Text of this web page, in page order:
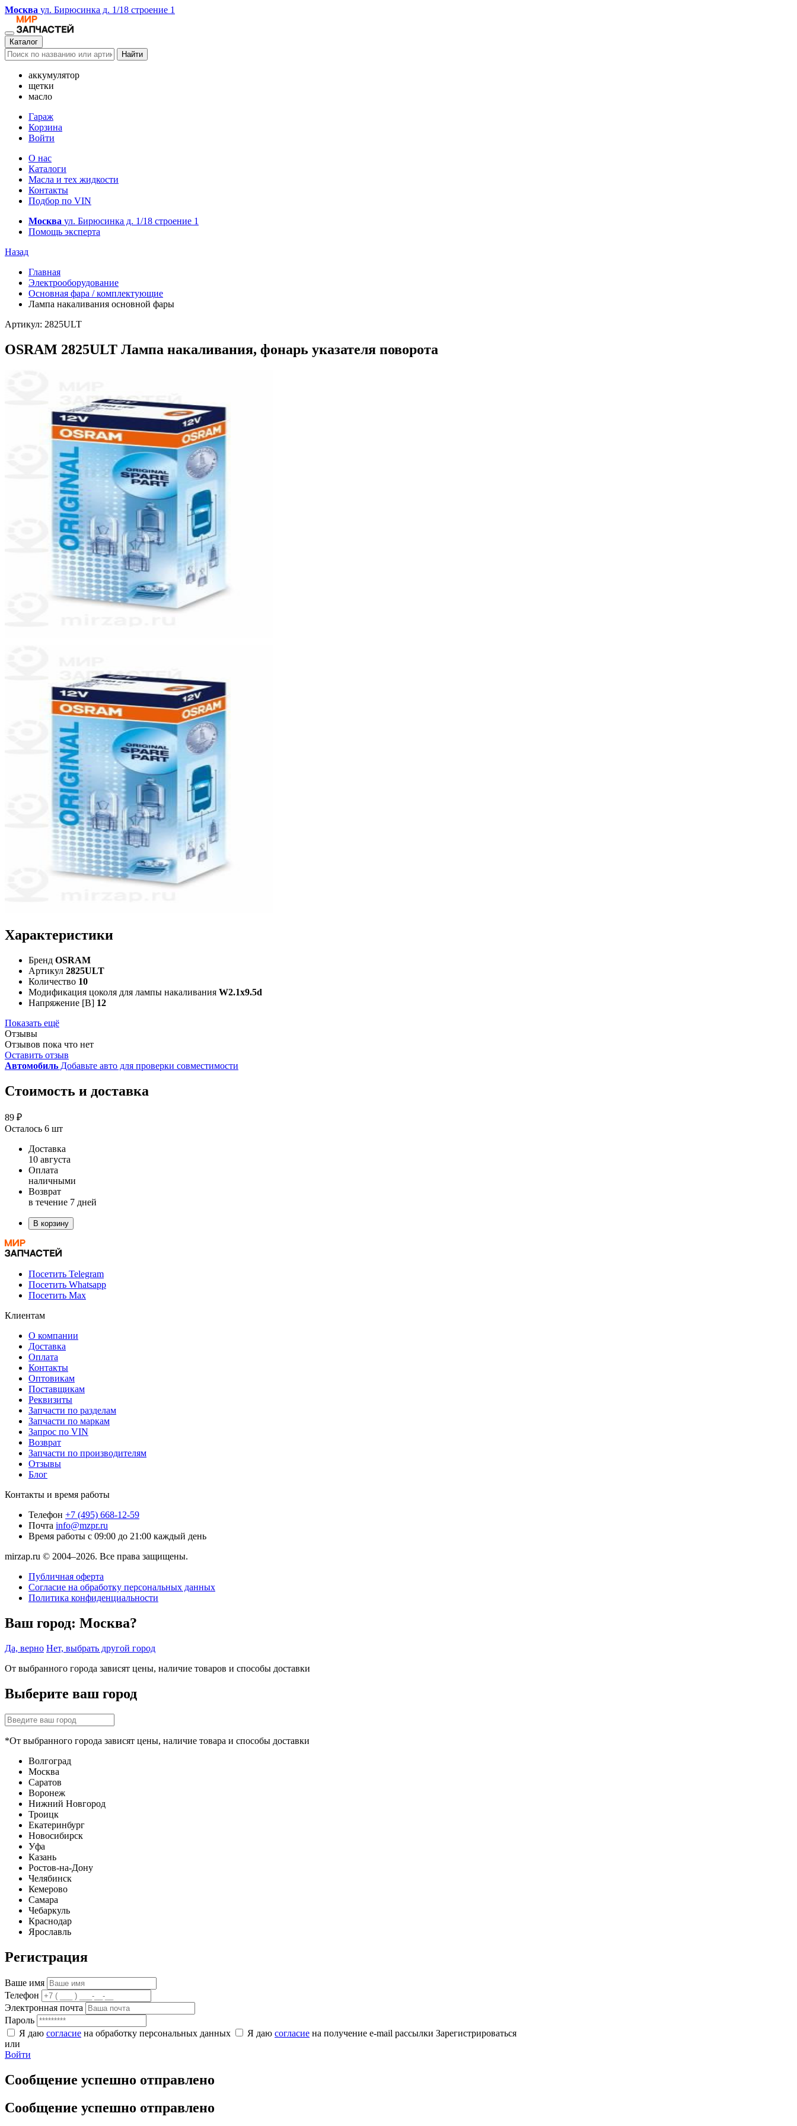
Москва ул. Бирюсинка д. 1/18 строение 1
Каталог
Найти
аккумулятор
щетки
масло
Гараж
Корзина
Войти
О нас
Каталоги
Масла и тех жидкости
Контакты
Подбор по VIN
Москва ул. Бирюсинка д. 1/18 строение 1
Помощь эксперта
Назад
Главная
Электрооборудование
Основная фара / комплектующие
Лампа накаливания основной фары
Артикул: 2825ULT
OSRAM 2825ULT Лампа накаливания, фонарь указателя поворота
Характеристики
Бренд OSRAM
Артикул 2825ULT
Количество 10
Модификация цоколя для лампы накаливания W2.1x9.5d
Напряжение [В] 12
Показать ещё
Отзывы
Отзывов пока что нет
Оставить отзыв
Автомобиль Добавьте авто для проверки совместимости
Стоимость и доставка
89 ₽
Осталось 6 шт
Доставка
10 августа
Оплата
наличными
Возврат
в течение 7 дней
В корзину
Посетить Telegram
Посетить Whatsapp
Посетить Max
Клиентам
О компании
Доставка
Оплата
Контакты
Оптовикам
Поставщикам
Реквизиты
Запчасти по разделам
Запчасти по маркам
Запрос по VIN
Возврат
Запчасти по производителям
Отзывы
Блог
Контакты и время работы
Телефон +7 (495) 668-12-59
Почта info@mzpr.ru
Время работы с 09:00 до 21:00 каждый день
mirzap.ru © 2004–2026. Все права защищены.
Публичная оферта
Согласие на обработку персональных данных
Политика конфиденциальности
Ваш город: Москва?
Да, верно Нет, выбрать другой город
От выбранного города зависят цены, наличие товаров и способы доставки
Выберите ваш город
*От выбранного города зависят цены, наличие товара и способы доставки
Волгоград
Москва
Саратов
Воронеж
Нижний Новгород
Троицк
Екатеринбург
Новосибирск
Уфа
Казань
Ростов-на-Дону
Челябинск
Кемерово
Самара
Чебаркуль
Краснодар
Ярославль
Регистрация
Ваше имя
Телефон
Электронная почта
Пароль
Я даю согласие на обработку персональных данных Я даю согласие на получение e-mail рассылки Зарегистрироваться
или
Войти
Сообщение успешно отправлено
Сообщение успешно отправлено